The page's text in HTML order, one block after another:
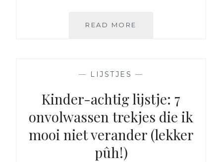
READ MORE
SCHRIJVER
BEN
— LIJSTJES —
Kinder-achtig lijstje: 7
onvolwassen trekjes die ik
mooi niet verander (lekker
pûh!)